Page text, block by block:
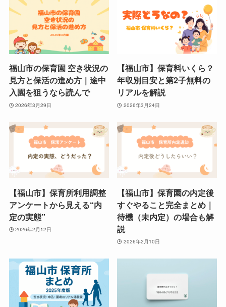
福山市の保育園 空き状況の
見方と保活の進め方｜途中
入園を狙うなら読んで
2026年3月29日
【福山市】保育料いくら？
年収別目安と第2子無料の
リアルを解説
2026年3月24日
【福山市】保育所利用調整
アンケートから見える“内
定の実態”
2026年2月12日
【福山市】保育園の内定後
すぐやること完全まとめ｜
待機（未内定）の場合も解
説
2026年2月10日